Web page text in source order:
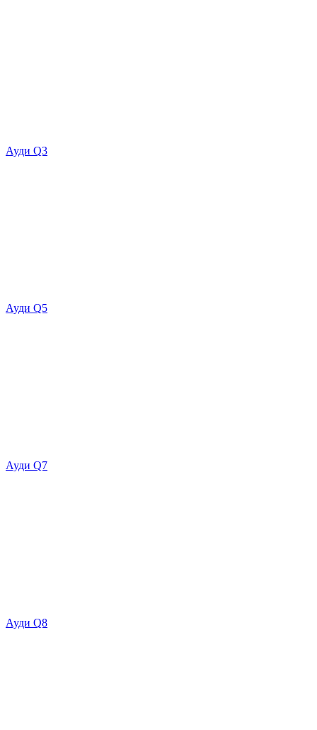
Ауди Q3
Ауди Q5
Ауди Q7
Ауди Q8